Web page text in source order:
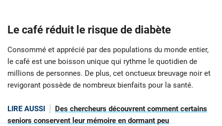
Le café réduit le risque de diabète
Consommé et apprécié par des populations du monde entier,
le café est une boisson unique qui rythme le quotidien de
millions de personnes. De plus, cet onctueux breuvage noir et
revigorant possède de nombreux bienfaits pour la santé.
LIRE AUSSI
Des chercheurs découvrent comment certains
seniors conservent leur mémoire en dormant peu